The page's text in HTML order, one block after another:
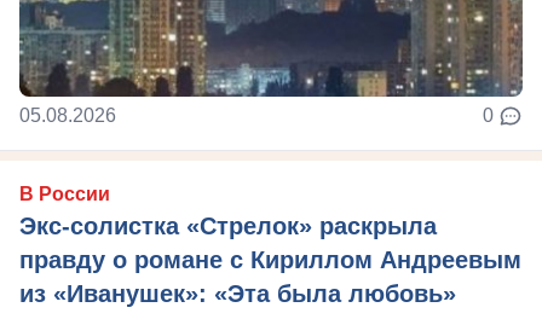
05.08.2026 0
В России
Экс-солистка «Стрелок» раскрыла
правду о романе с Кириллом Андреевым
из «Иванушек»: «Эта была любовь»